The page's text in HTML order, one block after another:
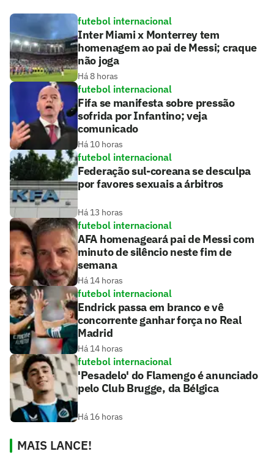
futebol internacional
Inter Miami x Monterrey tem
homenagem ao pai de Messi; craque
não joga
Há 8 horas
futebol internacional
Fifa se manifesta sobre pressão
sofrida por Infantino; veja
comunicado
Há 10 horas
futebol internacional
Federação sul-coreana se desculpa
por favores sexuais a árbitros
Há 13 horas
futebol internacional
AFA homenageará pai de Messi com
minuto de silêncio neste fim de
semana
Há 14 horas
futebol internacional
Endrick passa em branco e vê
concorrente ganhar força no Real
Madrid
Há 14 horas
futebol internacional
'Pesadelo' do Flamengo é anunciado
pelo Club Brugge, da Bélgica
Há 16 horas
MAIS LANCE!